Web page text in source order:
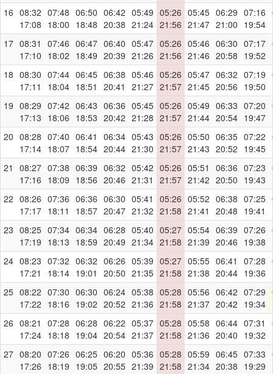
16 08:32
17:08
07:48
18:00
06:50
18:48
06:42
20:38
05:49
21:24
05:26
21:56
05:45
21:47
06:29
21:00
07:16
19:54
17 08:31
17:10
07:46
18:02
06:47
18:49
06:40
20:39
05:47
21:26
05:26
21:56
05:46
21:46
06:30
20:58
07:17
19:52
18 08:30
17:11
07:44
18:04
06:45
18:51
06:38
20:41
05:46
21:27
05:26
21:57
05:47
21:45
06:32
20:56
07:19
19:50
19 08:29
17:13
07:42
18:06
06:43
18:53
06:36
20:42
05:45
21:28
05:26
21:57
05:49
21:44
06:33
20:54
07:20
19:47
20 08:28
17:14
07:40
18:07
06:41
18:54
06:34
20:44
05:43
21:30
05:26
21:57
05:50
21:43
06:35
20:52
07:22
19:45
21
08:27
17:16
07:38
18:09
06:39
18:56
06:32
20:46
05:42
21:31
05:26
21:57
05:51
21:42
06:36
20:50
07:23
19:43
22 08:26
17:17
07:36
18:11
06:36
18:57
06:30
20:47
05:41
21:32
05:26
21:58
05:52
21:41
06:38
20:48
07:25
19:41
23 08:25
17:19
07:34
18:13
06:34
18:59
06:28
20:49
05:40
21:34
05:27
21:58
05:54
21:39
06:39
20:46
07:26
19:38
24 08:23
17:21
07:32
18:14
06:32
19:01
06:26
20:50
05:39
21:35
05:27
21:58
05:55
21:38
06:41
20:44
07:28
19:36
25 08:22
17:22
07:30
18:16
06:30
19:02
06:24
20:52
05:38
21:36
05:28
21:58
05:56
21:37
06:42
20:42
07:29
19:34
26 08:21
17:24
07:28
18:18
06:28
19:04
06:22
20:54
05:37
21:37
05:28
21:58
05:58
21:36
06:44
20:40
07:31
19:32
27 08:20
17:26
07:26
18:19
06:25
19:05
06:20
20:55
05:36
21:39
05:28
21:58
05:59
21:34
06:45
20:38
07:33
19:29